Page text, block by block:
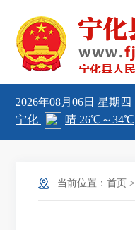
2026年08月06日 星期四
当前位置： 首页 >